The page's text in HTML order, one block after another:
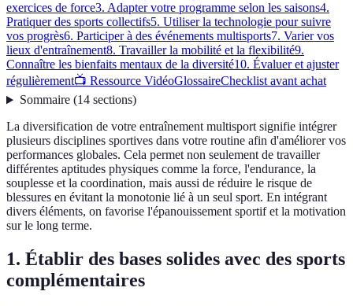
exercices de force3. Adapter votre programme selon les saisons4.
Pratiquer des sports collectifs5. Utiliser la technologie pour suivre
vos progrès6. Participer à des événements multisports7. Varier vos
lieux d'entraînement8. Travailler la mobilité et la flexibilité9.
Connaître les bienfaits mentaux de la diversité10. Évaluer et ajuster
régulièrement📺 Ressource VidéoGlossaireChecklist avant achat
Sommaire(14 sections)
La diversification de votre entraînement multisport signifie intégrer
plusieurs disciplines sportives dans votre routine afin d'améliorer vos
performances globales. Cela permet non seulement de travailler
différentes aptitudes physiques comme la force, l'endurance, la
souplesse et la coordination, mais aussi de réduire le risque de
blessures en évitant la monotonie lié à un seul sport. En intégrant
divers éléments, on favorise l'épanouissement sportif et la motivation
sur le long terme.
1. Établir des bases solides avec des sports
complémentaires